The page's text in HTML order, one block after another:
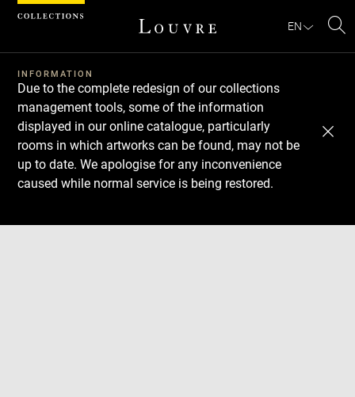
EN
INFORMATION
Due to the complete redesign of our collections
management tools, some of the information
displayed in our online catalogue, particularly
rooms in which artworks can be found, may not be
up to date. We apologise for any inconvenience
caused while normal service is being restored.
Download
Next
Previous
Cookies management panel